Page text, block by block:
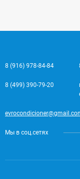
8 (916) 978-84-84
8 (499) 390-79-20
Мы в соц.сетях